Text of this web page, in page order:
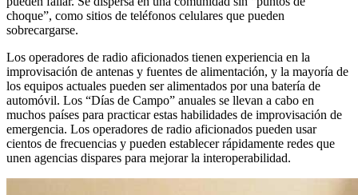
choque”, como sitios de teléfonos celulares que pueden
sobrecargarse.
Los operadores de radio aficionados tienen experiencia en la
improvisación de antenas y fuentes de alimentación, y la mayoría de
los equipos actuales pueden ser alimentados por una batería de
automóvil. Los “Días de Campo” anuales se llevan a cabo en
muchos países para practicar estas habilidades de improvisación de
emergencia. Los operadores de radio aficionados pueden usar
cientos de frecuencias y pueden establecer rápidamente redes que
unen agencias dispares para mejorar la interoperabilidad.